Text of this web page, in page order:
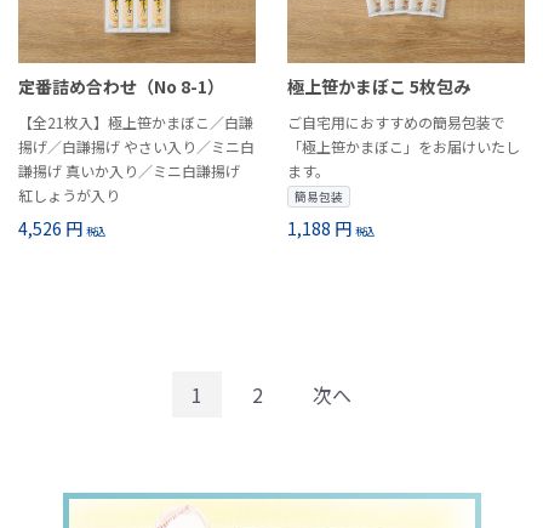
定番詰め合わせ（No 8-1）
【全21枚入】極上笹かまぼこ／白謙
揚げ／白謙揚げ やさい入り／ミニ白
謙揚げ 真いか入り／ミニ白謙揚げ
紅しょうが入り
4,526 円 税込
極上笹かまぼこ 5枚包み
ご自宅用におすすめの簡易包装で
「極上笹かまぼこ」をお届けいたし
ます。
簡易包装
1,188 円 税込
1 2 次へ